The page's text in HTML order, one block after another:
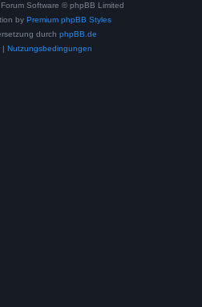
Software © phpBB Limited
by Premium phpBB Styles
durch phpBB.de
| Nutzungsbedingungen